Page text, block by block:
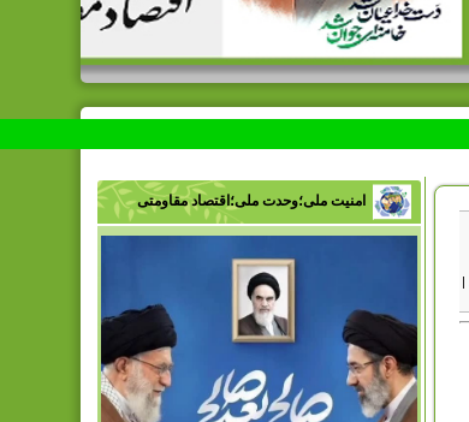
|
امنیت ملی؛وحدت ملی؛اقتصاد مقاومتی